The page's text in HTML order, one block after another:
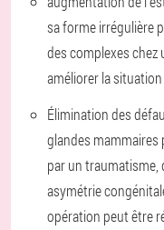
sa forme irrégulière
des complexes chez
améliorer la
Élimination des
glandes
par un traumatisme,
asymétrie
opération peut être